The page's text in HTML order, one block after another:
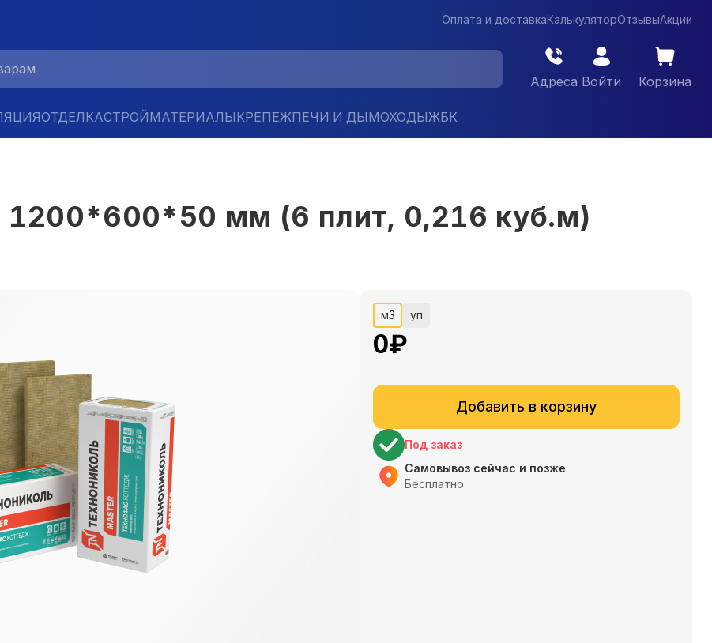
Оплата и доставкаКалькуляторОтзывыАкции
Адреса Войти Корзина
ОТДЕЛКАСТРОЙМАТЕРИАЛЫКРЕПЕЖПЕЧИ И ДЫМОХОДЫЖБК
мм (6 плит, 0,216 куб.м)
м3 уп
0₽
Добавить в корзину
Под заказ
Самовывоз сейчас и позже
Бесплатно